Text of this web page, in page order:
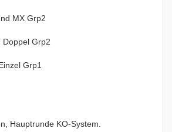
MX Grp2
Doppel Grp2
Grp1
Hauptrunde KO-System.